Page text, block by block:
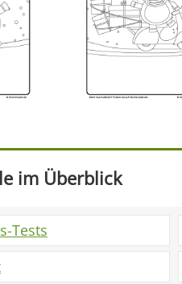
im Überblick
Tests